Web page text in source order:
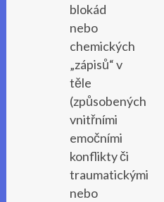
blokád
nebo
chemických
„zápisů“ v
těle
(způsobených
vnitřními
emočními
konflikty či
traumatickými
nebo